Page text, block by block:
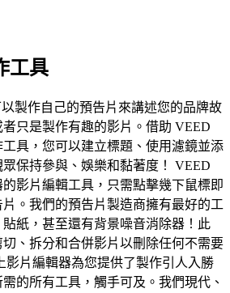
工具
製作自己的預告片來講述您的品牌故
只是製作有趣的影片。借助 VEED
具，您可以建立標題、使用濾鏡並添
保持參與、娛樂和黏著度！ VEED
影片編輯工具，只需點擊幾下鼠標即
。我們的預告片製造商擁有最好的工
紙，甚至還有背景噪音消除器！此
、拆分和合併影片以刪除任何不需要
影片編輯器為您提供了製作引人入勝
的所有工具，觸手可及。我們現代、